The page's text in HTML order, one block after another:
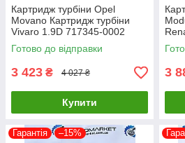
Картридж турбіни Opel
Movano Картридж турбіни
Vivaro 1.9D 717345-0002
717348-0001 703245-0002
751768-0003
Готово до відправки
3 423 ₴ 4 027 ₴
Купити
3
Гарантія –15%